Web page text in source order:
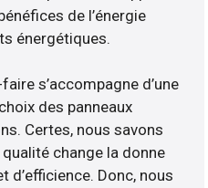
de l’énergie
énergétiques.
s’accompagne d’une
des panneaux
Certes, nous savons
change la donne
d’efficience. Donc, nous